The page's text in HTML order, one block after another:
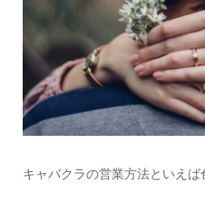
キャバクラの営業方法といえば